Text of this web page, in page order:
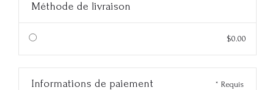
Méthode de livraison
$0.00
Informations de paiement * Requis